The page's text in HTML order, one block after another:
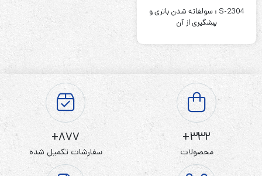
S-2304 : سولفاته شدن باتری و
پیشگیری از آن
332+
محصولات
877+
سفارشات تکمیل شده